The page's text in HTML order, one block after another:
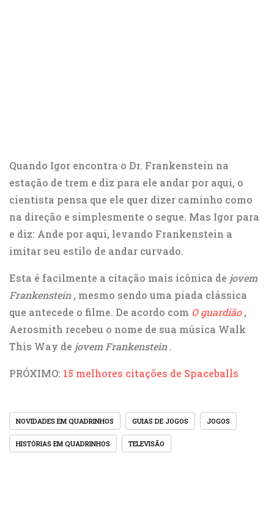
Quando Igor encontra o Dr. Frankenstein na
estação de trem e diz para ele andar por aqui, o
cientista pensa que ele quer dizer caminho como
na direção e simplesmente o segue. Mas Igor para
e diz: Ande por aqui, levando Frankenstein a
imitar seu estilo de andar curvado.
Esta é facilmente a citação mais icônica de jovem
Frankenstein, mesmo sendo uma piada clássica
que antecede o filme. De acordo com O guardião ,
Aerosmith recebeu o nome de sua música Walk
This Way de jovem Frankenstein.
PRÓXIMO: 15 melhores citações de Spaceballs
NOVIDADES EM QUADRINHOS GUIAS DE JOGOS JOGOS
HISTÓRIAS EM QUADRINHOS TELEVISÃO